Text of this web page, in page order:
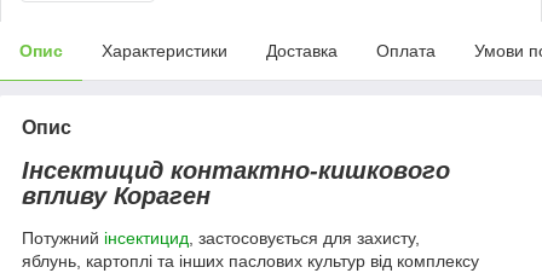
Опис Характеристики Доставка Оплата Умови
Опис
Інсектицид контактно-кишкового
впливу Кораген
Потужний інсектицид, застосовується для захисту,
яблунь, картоплі та інших паслових культур від комплексу